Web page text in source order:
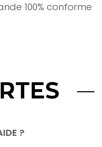
100% conforme
?